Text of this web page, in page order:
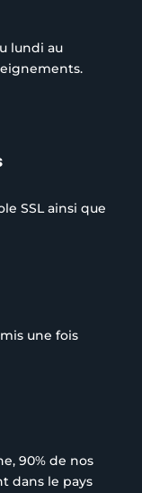
lundi au
SSL ainsi que
une fois
90% de nos
dans le pays